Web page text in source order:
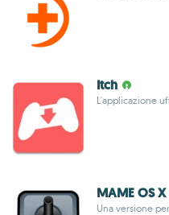
Itch
L'applicazione
MAME OS X
Una versione